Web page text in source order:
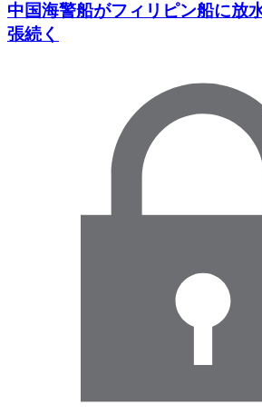
中国海警船がフィリピン船に
張続く